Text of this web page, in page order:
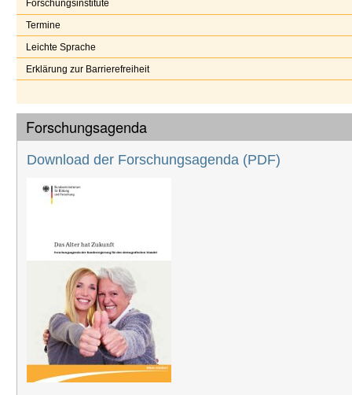
Forschungsinstitute
Termine
Leichte Sprache
Erklärung zur Barrierefreiheit
Forschungsagenda
Download der Forschungsagenda (PDF)